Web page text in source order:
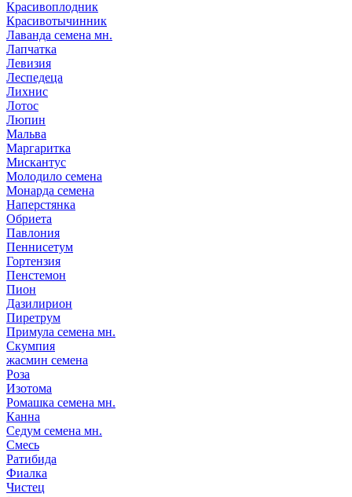
Красивоплодник
Красивотычинник
Лаванда семена мн.
Лапчатка
Левизия
Леспедеца
Лихнис
Лотос
Люпин
Мальва
Маргаритка
Мискантус
Молодило семена
Монарда семена
Наперстянка
Обриета
Павлония
Пеннисетум
Гортензия
Пенстемон
Пион
Дазилирион
Пиретрум
Примула семена мн.
Скумпия
жасмин семена
Роза
Изотома
Ромашка семена мн.
Канна
Седум семена мн.
Смесь
Ратибида
Фиалка
Чистец